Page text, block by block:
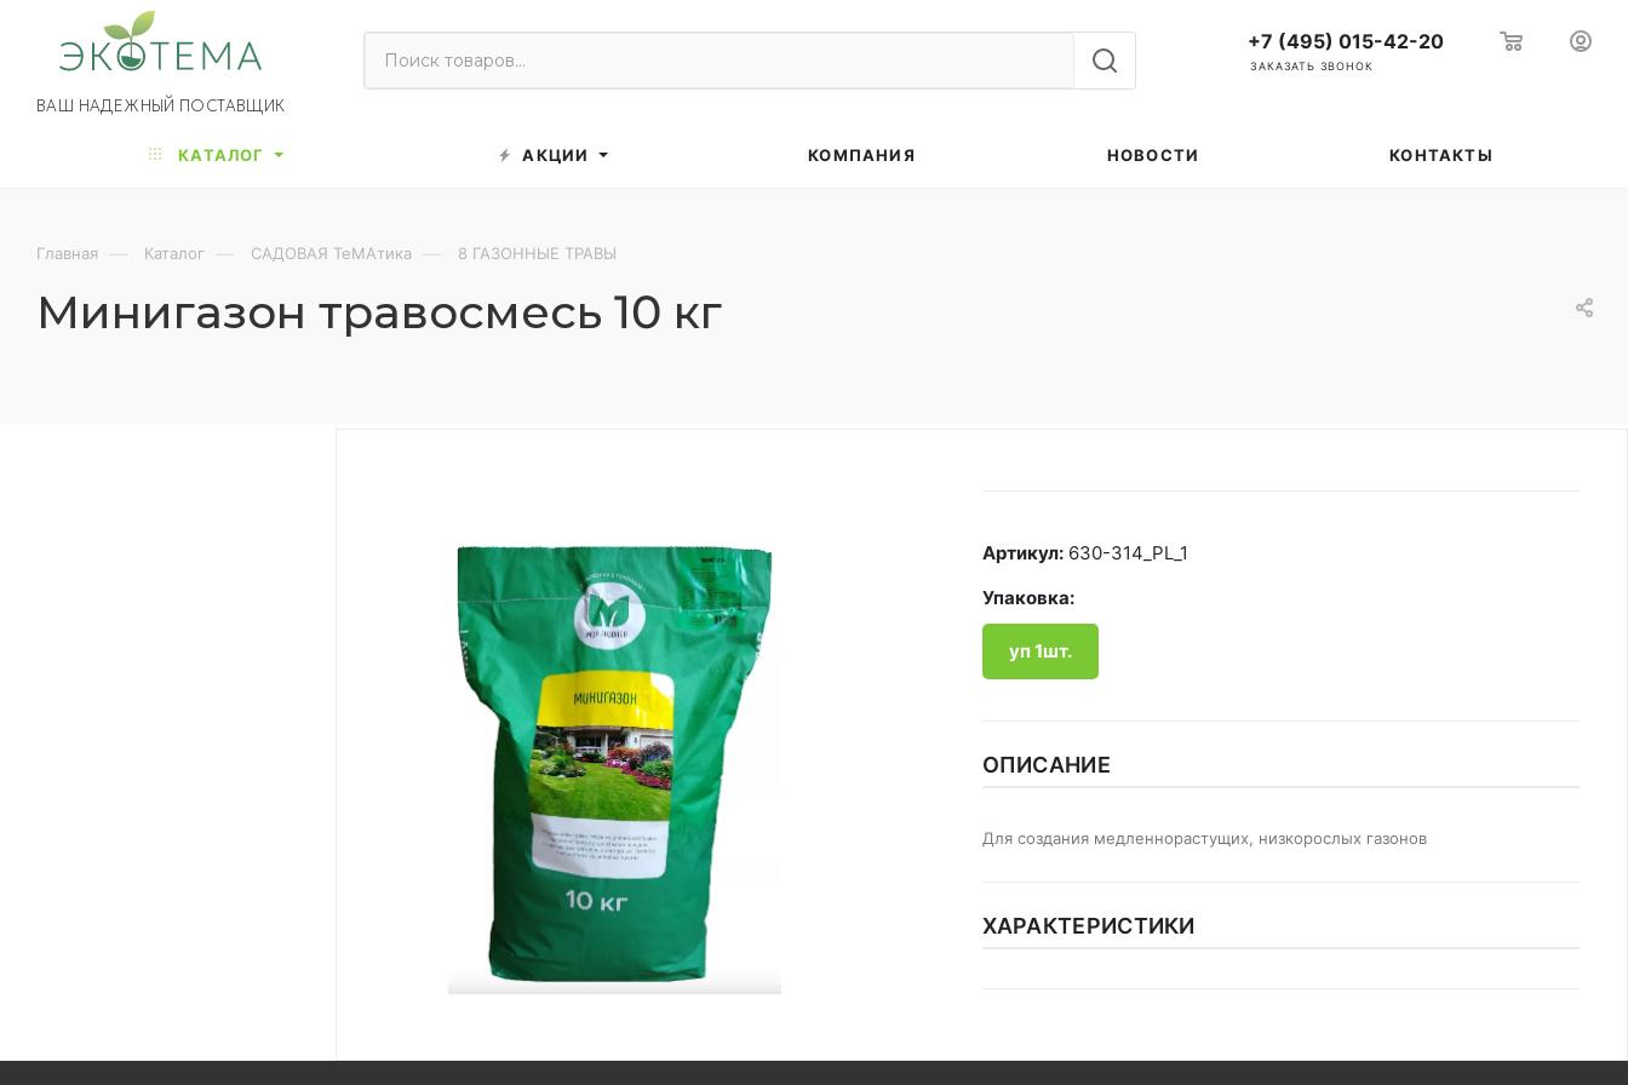
ВАШ НАДЕЖНЫЙ ПОСТАВЩИК
+7 (495) 015-42-20
ЗАКАЗАТЬ ЗВОНОК
КАТАЛОГ АКЦИИ КОМПАНИЯ НОВОСТИ КОНТАКТЫ
Главная — Каталог — САДОВАЯ ТеМАтика — 8 ГАЗОННЫЕ ТРАВЫ
Минигазон травосмесь 10 кг
Артикул: 630-314_PL_1
Упаковка:
уп 1шт.
ОПИСАНИЕ
Для создания медленнорастущих, низкорослых газонов
ХАРАКТЕРИСТИКИ